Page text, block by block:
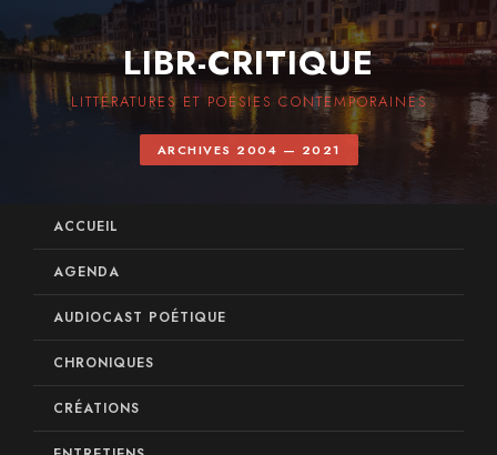
LIBR-CRITIQUE
LITTÉRATURES ET POÉSIES CONTEMPORAINES
ARCHIVES 2004 — 2021
ACCUEIL
AGENDA
AUDIOCAST POÉTIQUE
CHRONIQUES
CRÉATIONS